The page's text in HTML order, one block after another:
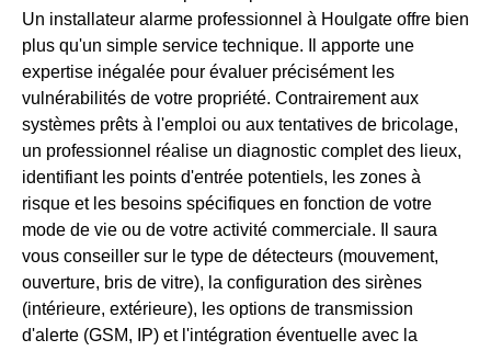
Un installateur alarme professionnel à Houlgate offre bien
plus qu'un simple service technique. Il apporte une
expertise inégalée pour évaluer précisément les
vulnérabilités de votre propriété. Contrairement aux
systèmes prêts à l'emploi ou aux tentatives de bricolage,
un professionnel réalise un diagnostic complet des lieux,
identifiant les points d'entrée potentiels, les zones à
risque et les besoins spécifiques en fonction de votre
mode de vie ou de votre activité commerciale. Il saura
vous conseiller sur le type de détecteurs (mouvement,
ouverture, bris de vitre), la configuration des sirènes
(intérieure, extérieure), les options de transmission
d'alerte (GSM, IP) et l'intégration éventuelle avec la